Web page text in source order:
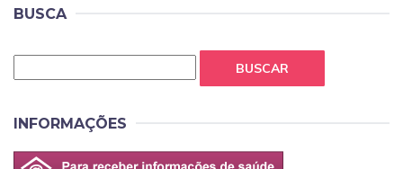
BUSCA
BUSCAR
INFORMAÇÕES